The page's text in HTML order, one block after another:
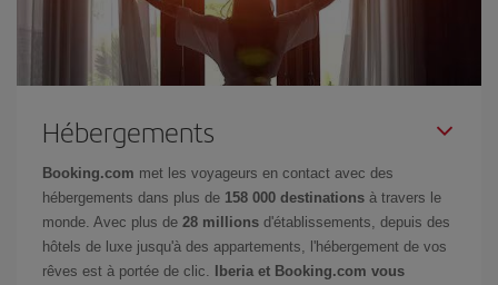
Hébergements
Booking.com met les voyageurs en contact avec des
hébergements dans plus de 158 000 destinations à travers le
monde. Avec plus de 28 millions d'établissements, depuis des
hôtels de luxe jusqu'à des appartements, l'hébergement de vos
rêves est à portée de clic.
Iberia et Booking.com vous